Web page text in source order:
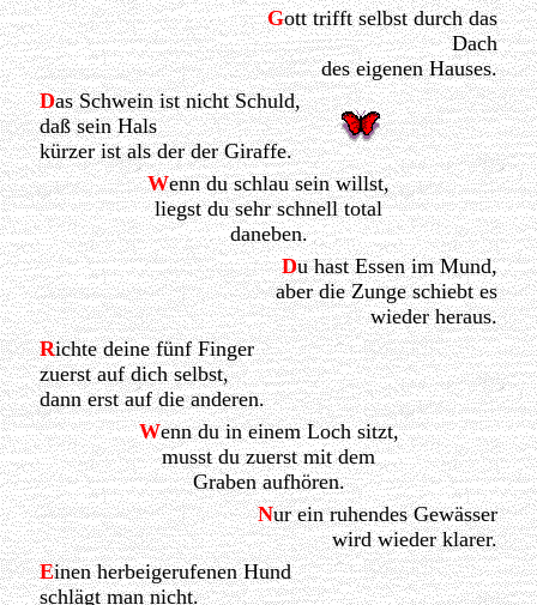
Gott trifft selbst durch das
Dach
des eigenen Hauses.
Das Schwein ist nicht Schuld,
daß sein Hals
kürzer ist als der der Giraffe.
Wenn du schlau sein willst,
liegst du sehr schnell total
daneben.
Du hast Essen im Mund,
aber die Zunge schiebt es
wieder heraus.
Richte deine fünf Finger
zuerst auf dich selbst,
dann erst auf die anderen.
Wenn du in einem Loch sitzt,
musst du zuerst mit dem
Graben aufhören.
Nur ein ruhendes Gewässer
wird wieder klarer.
Einen herbeigerufenen Hund
schlägt man nicht.